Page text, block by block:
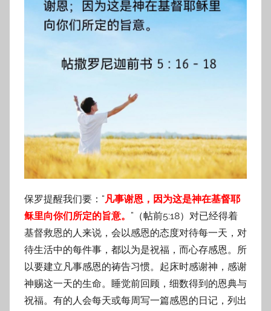
保罗提醒我们要：“凡事谢恩，因为这是神在基督耶
稣里向你们所定的旨意。 ”（帖前5:18）对已经得着
基督救恩的人来说，会以感恩的态度对待每一天，对
待生活中的每件事，都以为是祝福，而心存感恩。所
以要建立凡事感恩的祷告习惯。起床时感谢神，感谢
神赐这一天的生命。睡觉前回顾，细数得到的恩典与
祝福。有的人会每天或每周写一篇感恩的日记，列出